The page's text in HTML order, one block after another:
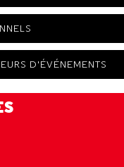
D'ÉVÉNEMENTS